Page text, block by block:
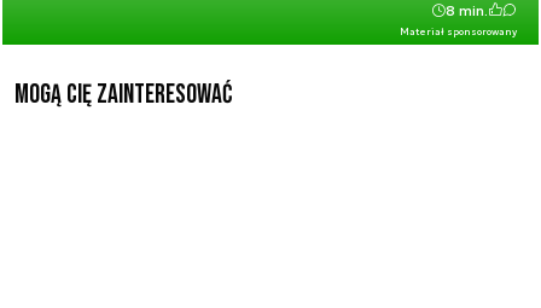
Materiał sponsorowany
8 min.
Mogą Cię zainteresować